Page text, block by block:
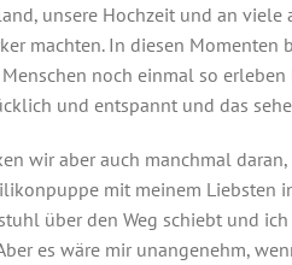
unsere Hochzeit und an
machten. In diesen
noch einmal so
und entspannt und das
wir aber auch manchmal
mit meinem Liebsten
über den Weg schiebt und
es wäre mir unangenehm,